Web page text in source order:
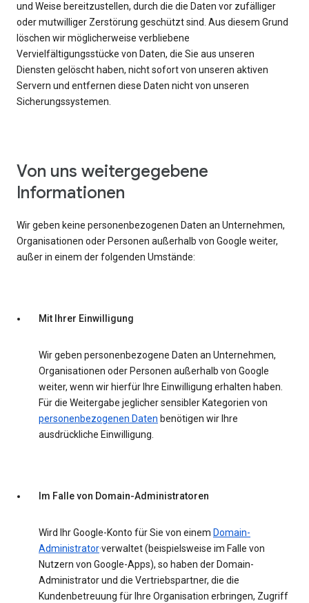
und Weise bereitzustellen, durch die die Daten vor zufälliger
oder mutwilliger Zerstörung geschützt sind. Aus diesem Grund
löschen wir möglicherweise verbliebene
Vervielfältigungsstücke von Daten, die Sie aus unseren
Diensten gelöscht haben, nicht sofort von unseren aktiven
Servern und entfernen diese Daten nicht von unseren
Sicherungssystemen.
Von uns weitergegebene
Informationen
Wir geben keine personenbezogenen Daten an Unternehmen,
Organisationen oder Personen außerhalb von Google weiter,
außer in einem der folgenden Umstände:
Mit Ihrer Einwilligung
Wir geben personenbezogene Daten an Unternehmen,
Organisationen oder Personen außerhalb von Google
weiter, wenn wir hierfür Ihre Einwilligung erhalten haben.
Für die Weitergabe jeglicher sensibler Kategorien von
personenbezogenen Daten benötigen wir Ihre
ausdrückliche Einwilligung.
Im Falle von Domain-Administratoren
Wird Ihr Google-Konto für Sie von einem Domain-
Administrator·verwaltet (beispielsweise im Falle von
Nutzern von Google-Apps), so haben der Domain-
Administrator und die Vertriebspartner, die die
Kundenbetreuung für Ihre Organisation erbringen, Zugriff